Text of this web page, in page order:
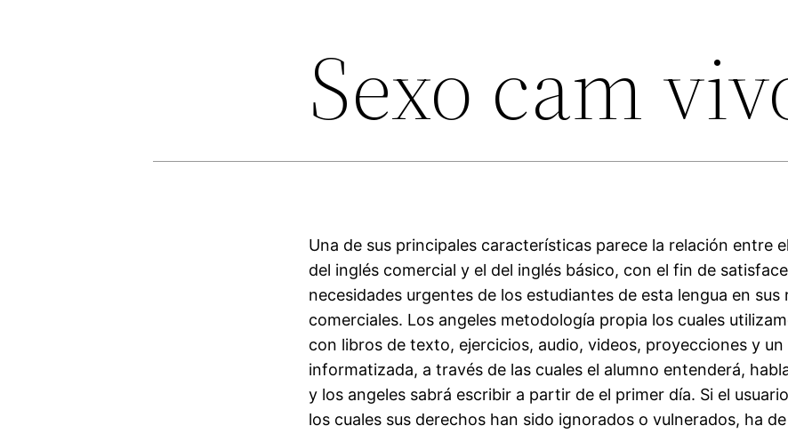
Sexo cam
Una de sus principales características parece la relación entre
del inglés comercial y el del inglés básico, con el fin de
necesidades urgentes de los estudiantes de esta lengua en sus
comerciales. Los angeles metodología propia los cuales
con libros de texto, ejercicios, audio, videos, proyecciones y un
informatizada, a través de las cuales el alumno entenderá,
y los angeles sabrá escribir a partir de el primer día. Si el
los cuales sus derechos han sido ignorados o vulnerados, ha